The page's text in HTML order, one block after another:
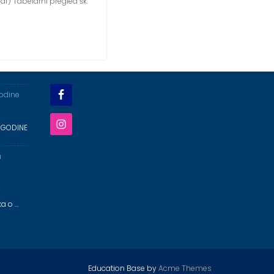
o …
Education Base byAcme Themes